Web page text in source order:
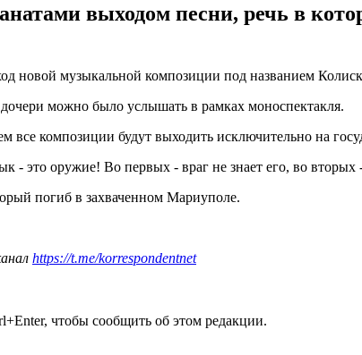
выходом песни, речь в
новой музыкальной композиции под названием
можно было услышать в рамках моноспектакля.
композиции будут выходить исключительно на
- это оружие! Во первых - враг не знает его, во
погиб в захваченном Мариуполе.
https://t.me/korrespondentnet
чтобы сообщить об этом редакции.